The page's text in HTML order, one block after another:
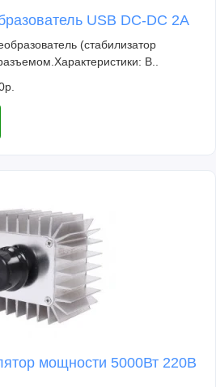
USB DC-DC 2A
(стабилизатор
В..
мощности 5000Вт 220В